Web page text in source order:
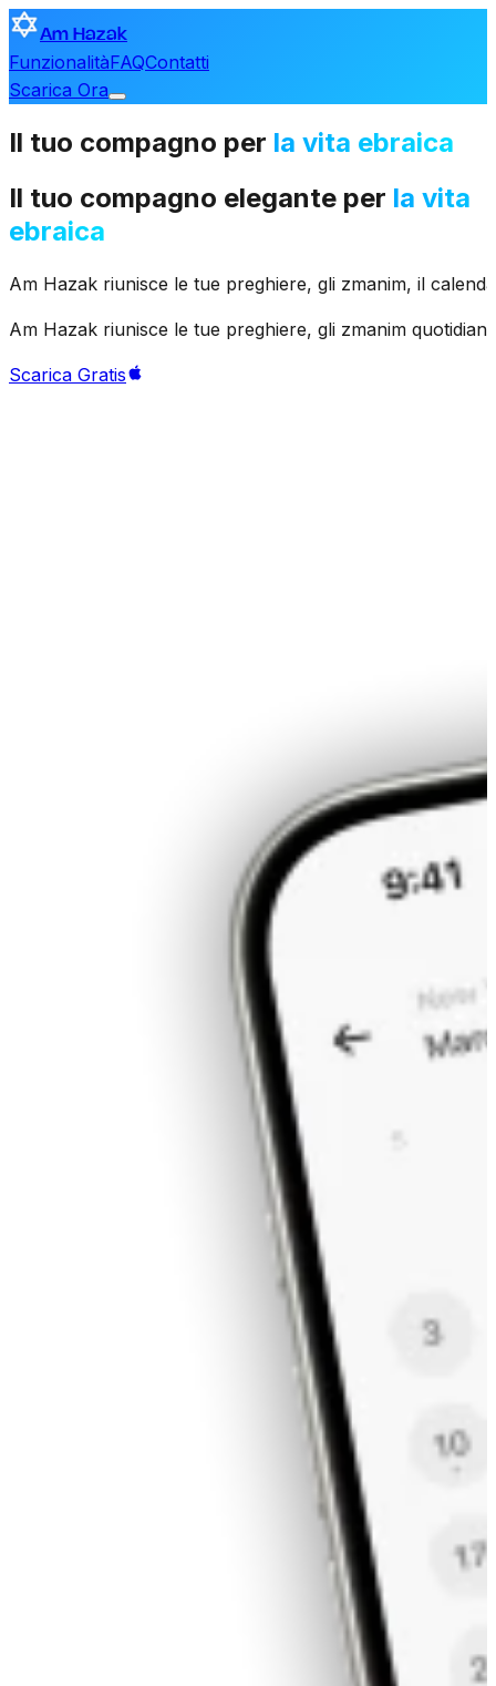
Am Hazak
FunzionalitàFAQContatti
Scarica Ora
Il tuo compagno per la vita ebraica
Il tuo compagno elegante per la vita
ebraica
Am Hazak riunisce le tue preghiere, gli zmanim, il
Am Hazak riunisce le tue preghiere, gli zmanim quotidiani,
Scarica Gratis